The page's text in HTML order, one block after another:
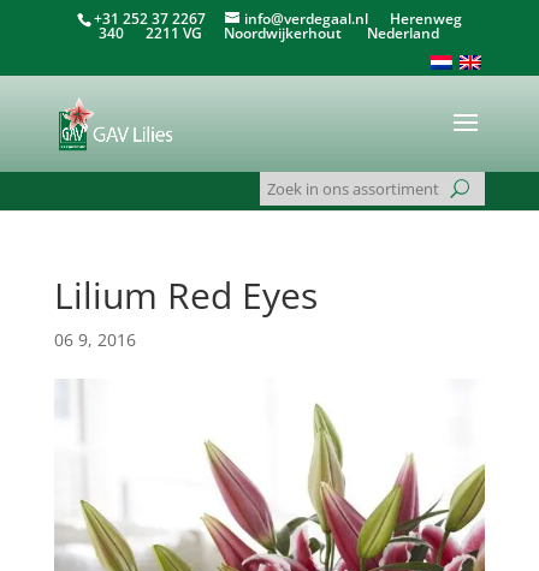
+31 252 37 2267 info@verdegaal.nlHerenweg
340 2211 VG Noordwijkerhout Nederland
Lilium Red Eyes
06 9, 2016